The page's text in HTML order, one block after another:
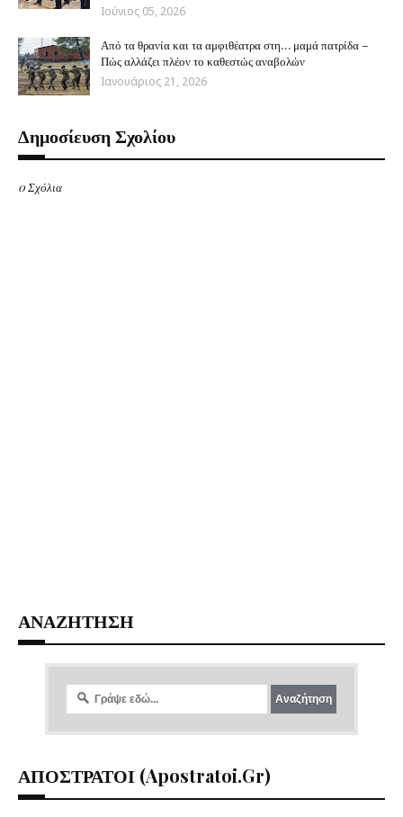
Ιούνιος 05, 2026
Από τα θρανία και τα αμφιθέατρα στη… μαμά πατρίδα –
Πώς αλλάζει πλέον το καθεστώς αναβολών
Ιανουάριος 21, 2026
Δημοσίευση Σχολίου
0 Σχόλια
ΑΝΑΖΗΤΗΣΗ
ΑΠΟΣΤΡΑΤΟΙ (apostratoi.gr)